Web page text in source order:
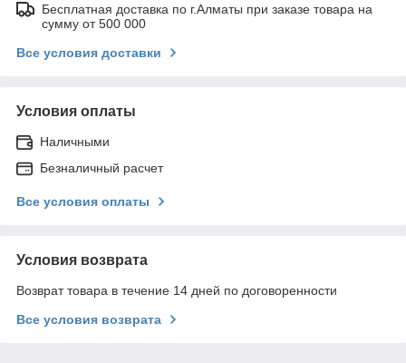
Бесплатная доставка по г.Алматы при заказе товара на
сумму от 500 000
Все условия доставки
Условия оплаты
Наличными
Безналичный расчет
Все условия оплаты
Условия возврата
Возврат товара в течение 14 дней по договоренности
Все условия возврата